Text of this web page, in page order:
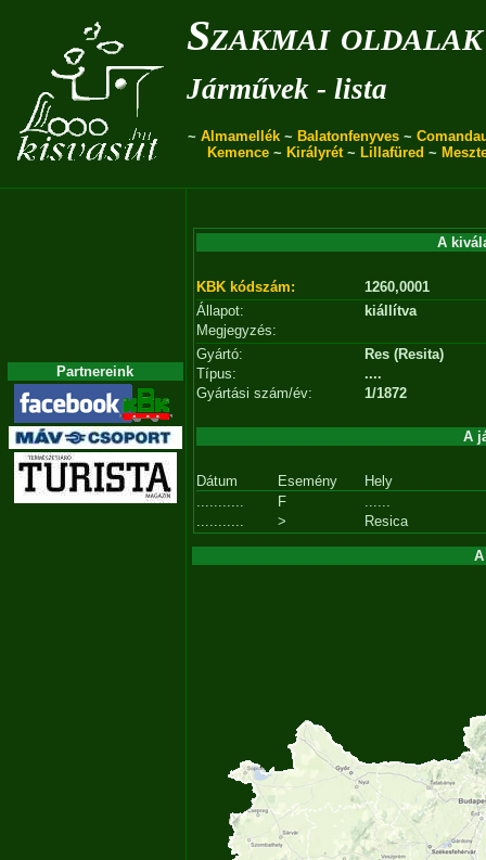
Szakmai oldalak
Járművek - lista
~ Almamellék ~ Balatonfenyves ~
Kemence ~ Királyrét~ Lillafüred ~
Partnereink
A
KBK kódszám:
1260,0001
Állapot:
kiállítva
Megjegyzés:
Gyártó:
Res (Resita)
Típus:
....
Gyártási szám/év:
1/1872
A
Dátum Esemény
Hely
...........
F
......
...........
> Resica